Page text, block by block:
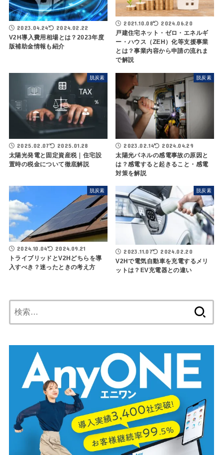
2023.04.24 2024.02.22
V2H導入費用相場とは？2023年度
版補助金情報も紹介
2021.10.08 2024.06.20
戸建住宅ネット・ゼロ・エネルギ
ー・ハウス（ZEH）化等支援事業
とは？事業内容から申請の流れま
で解説
脱炭素
2025.02.07 2025.01.28
太陽光発電と固定資産税｜住宅設
置時の税金について徹底解説
脱炭素
2023.02.14 2024.04.29
太陽光パネルの感電事故の原因と
は？感電すると起きること・感電
対策を解説
脱炭素
2024.10.04 2024.09.21
トライブリッドとV2Hどちらを導
入すべき？迷ったときの考え方
脱炭素
2023.11.07 2024.02.20
V2Hで電気自動車を充電するメリ
ットは？EV充電器との違い
索: